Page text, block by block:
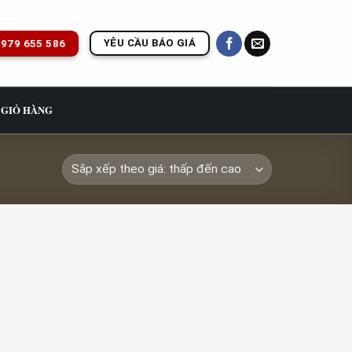
655 586 YÊU CẦU BÁO GIÁ
GIỎ HÀNG